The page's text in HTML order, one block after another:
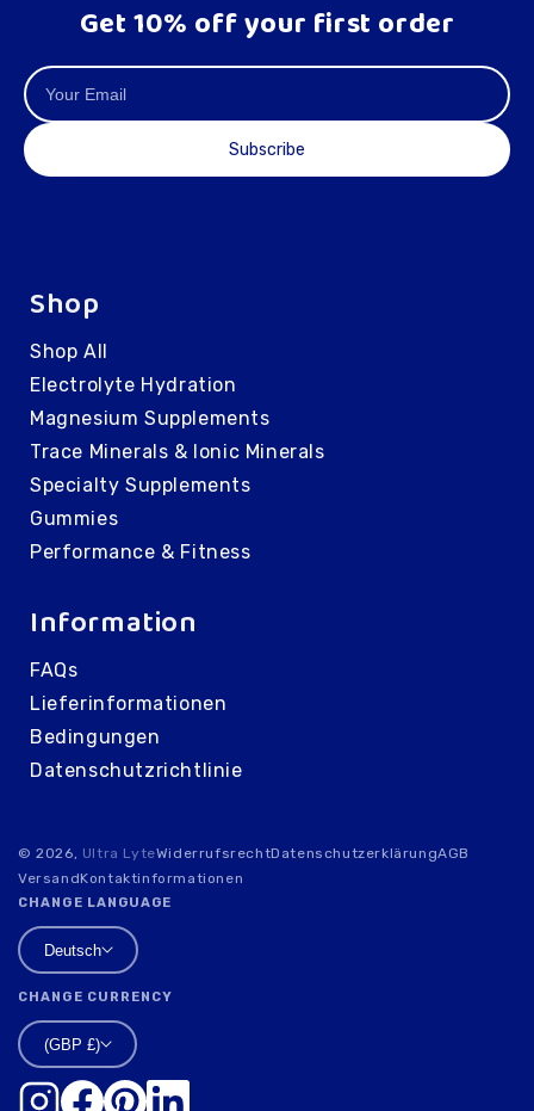
Get 10% off your first order
Subscribe
Shop
Shop All
Electrolyte Hydration
Magnesium Supplements
Trace Minerals & Ionic Minerals
Specialty Supplements
Gummies
Performance & Fitness
Information
FAQs
Lieferinformationen
Bedingungen
Datenschutzrichtlinie
© 2026, Ultra LyteWiderrufsrechtDatenschutzerklärungAGB
VersandKontaktinformationen
CHANGE LANGUAGE
Deutsch
CHANGE CURRENCY
(GBP £)